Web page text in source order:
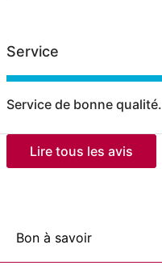
Service
Service de bonne qualité.
Lire tous les avis
Bon à savoir